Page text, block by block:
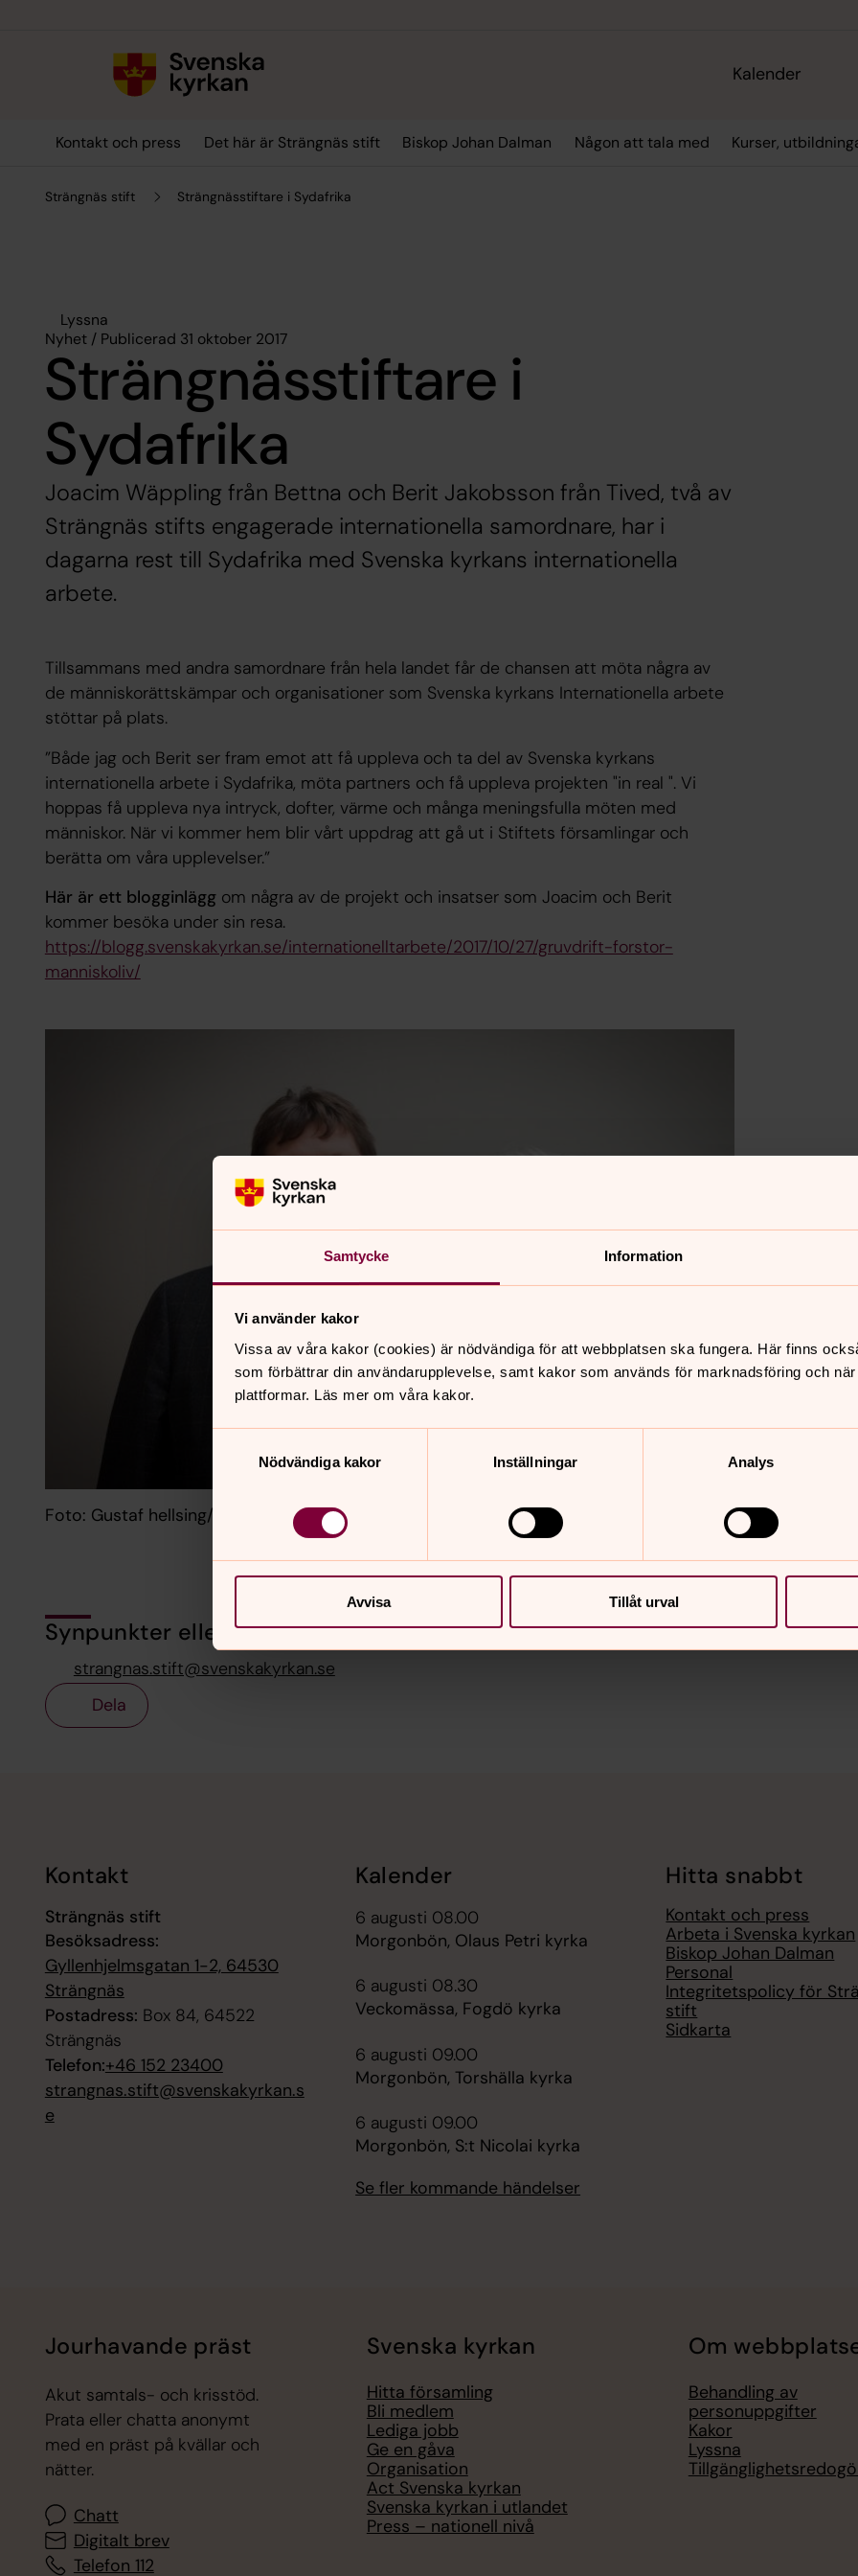
Samtycke Information
Vi använder kakor
Vissa av våra kakor (cookies) är nödvändiga för att webbplatsen ska fungera. Här finns
som förbättrar din användarupplevelse, samt kakor som används för marknadsföring och
plattformar. Läs mer om våra kakor.
Nödvändiga kakor
Inställningar Analys
Avvisa Tillåt urval
Kalender
Kontakt och press Det här är Strängnäs stift Biskop Johan Dalman Någon att tala med Kurser,
Strängnäs stift Strängnässtiftare i Sydafrika
Lyssna
Nyhet / Publicerad 31 oktober 2017
Strängnässtiftare i
Sydafrika
Joacim Wäppling från Bettna och Berit Jakobsson från Tived, två av
Strängnäs stifts engagerade internationella samordnare, har i
dagarna rest till Sydafrika med Svenska kyrkans internationella
arbete.
Tillsammans med andra samordnare från hela landet får de chansen att möta några av
de människorättskämpar och organisationer som Svenska kyrkans Internationella arbete
stöttar på plats.
”Både jag och Berit ser fram emot att få uppleva och ta del av Svenska kyrkans
internationella arbete i Sydafrika, möta partners och få uppleva projekten "in real ". Vi
hoppas få uppleva nya intryck, dofter, värme och många meningsfulla möten med
människor. När vi kommer hem blir vårt uppdrag att gå ut i Stiftets församlingar och
berätta om våra upplevelser.”
Här är ett blogginläggom några av de projekt och insatser som Joacim och Berit
kommer besöka under sin resa.
https://blogg.svenskakyrkan.se/internationelltarbete/2017/10/27/gruvdrift-forstor-
manniskoliv/
Foto: Gustaf hellsing/IKON
Synpunkter eller frågor på sidans innehåll?
strangnas.stift@svenskakyrkan.se
Dela
Kontakt
Strängnäs stift
Besöksadress:
Gyllenhjelmsgatan 1-2, 64530
Strängnäs
Postadress: Box 84, 64522
Strängnäs
Telefon:+46 152 23400
strangnas.stift@svenskakyrkan.s
e
Kalender
6 augusti 08.00
Morgonbön, Olaus Petri kyrka
6 augusti 08.30
Veckomässa, Fogdö kyrka
6 augusti 09.00
Morgonbön, Torshälla kyrka
6 augusti 09.00
Morgonbön, S:t Nicolai kyrka
Se fler kommande händelser
Hitta snabbt
Kontakt och press
Arbeta i Svenska kyrkan
Biskop Johan Dalman
Personal
Integritetspolicy för
stift
Sidkarta
Jourhavande präst
Akut samtals- och krisstöd.
Prata eller chatta anonymt
med en präst på kvällar och
nätter.
Chatt
Digitalt brev
Telefon 112
Svenska kyrkan
Hitta församling
Bli medlem
Lediga jobb
Ge en gåva
Organisation
Act Svenska kyrkan
Svenska kyrkan i utlandet
Press – nationell nivå
Om
Behandling av
personuppgifter
Kakor
Lyssna